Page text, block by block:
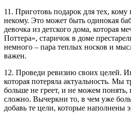
11. Приготовь подарок для тех,
некому. Это может быть одинокая
девочка из детского дома, которая
Поттера», старичок в доме
немного – пара теплых носков и
важен.
12. Проведи ревизию своих целей.
которая потеряла актуальность. Мы
больше не греет, и не можем понять,
сложно. Вычеркни то, в чем уже
добавь те цели, которые наполнены